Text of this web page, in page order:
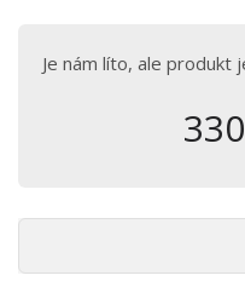
Je nám líto, ale produkt